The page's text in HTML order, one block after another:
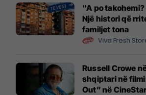
"A po
Një histori që
familjet tona
Viva Fresh
Russell Crowe
shqiptari në
Out” në